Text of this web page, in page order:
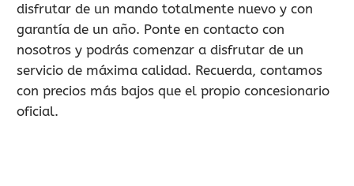
disfrutar de un mando totalmente nuevo y con
garantía de un año. Ponte en contacto con
nosotros y podrás comenzar a disfrutar de un
servicio de máxima calidad. Recuerda, contamos
con precios más bajos que el propio concesionario
oficial.